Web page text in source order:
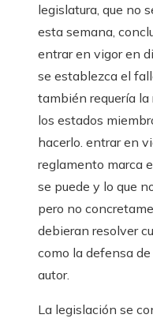
legislatura, que no
esta semana,
entrar en vigor en
se establezca el
también requería
los estados
hacerlo. entrar en
reglamento marca
se puede y lo que
pero no
debieran resolver
como la defensa
autor.
La legislación se